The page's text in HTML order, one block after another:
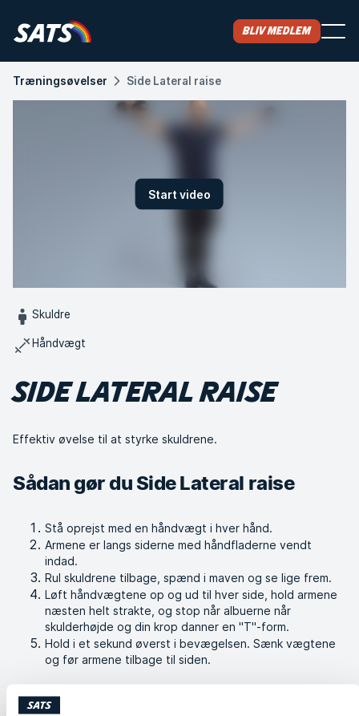
Bliv medlem
Træningsøvelser Side Lateral raise
Start video
Skuldre
Håndvægt
SIDE LATERAL RAISE
Effektiv øvelse til at styrke skuldrene.
Sådan gør du Side Lateral raise
Stå oprejst med en håndvægt i hver hånd.
Armene er langs siderne med håndfladerne vendt
indad.
Rul skuldrene tilbage, spænd i maven og se lige frem.
Løft håndvægtene op og ud til hver side, hold armene
næsten helt strakte, og stop når albuerne når
skulderhøjde og din krop danner en "T"-form.
Hold i et sekund øverst i bevægelsen. Sænk vægtene
og før armene tilbage til siden.
Lignende øvelser